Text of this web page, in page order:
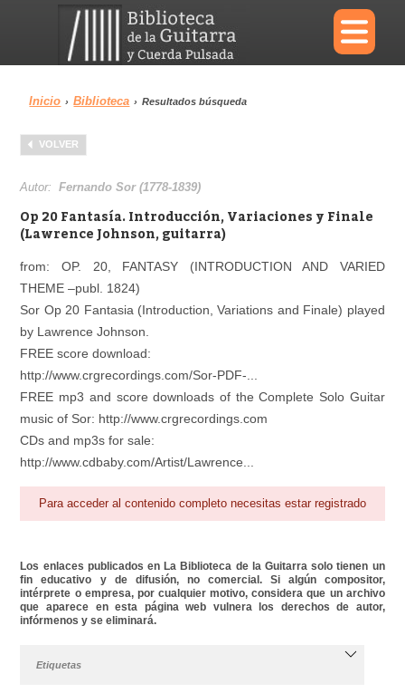
×
Menu
Biblioteca
Área personal
Inicio › Biblioteca › Resultados búsqueda
VOLVER
Autor:Fernando Sor (1778-1839)
Op 20 Fantasía. Introducción, Variaciones y Finale
(Lawrence Johnson, guitarra)
from: OP. 20, FANTASY (INTRODUCTION AND VARIED
THEME –publ. 1824)
Sor Op 20 Fantasia (Introduction, Variations and Finale) played
by Lawrence Johnson.
FREE score download:
http://www.crgrecordings.com/Sor-PDF-...
FREE mp3 and score downloads of the Complete Solo Guitar
music of Sor: http://www.crgrecordings.com
CDs and mp3s for sale:
http://www.cdbaby.com/Artist/Lawrence...
Para acceder al contenido completo necesitas estar registrado
Los enlaces publicados en La Biblioteca de la Guitarra solo tienen un
fin educativo y de difusión, no comercial. Si algún compositor,
intérprete o empresa, por cualquier motivo, considera que un archivo
que aparece en esta página web vulnera los derechos de autor,
infórmenos y se eliminará.
Etiquetas